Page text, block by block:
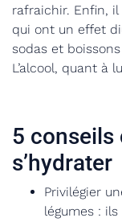
rafraichir. Enfin,
qui ont un effet
sodas et
L’alcool, quant à
5 conseils
s’hydrater
Privilégier
légumes :